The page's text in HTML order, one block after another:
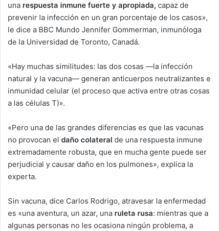
una respuesta inmune fuerte y apropiada, capaz de
prevenir la infección en un gran porcentaje de los casos»,
le dice a BBC Mundo Jennifer Gommerman, inmunóloga
de la Universidad de Toronto, Canadá.
«Hay muchas similitudes: las dos cosas —la infección
natural y la vacuna— generan anticuerpos neutralizantes e
inmunidad celular (el proceso que activa entre otras cosas
a las células T)».
«Pero una de las grandes diferencias es que las vacunas
no provocan el daño colateral de una respuesta inmune
extremadamente robusta, que en mucha gente puede ser
perjudicial y causar daño en los pulmones», explica la
experta.
Sin vacuna, dice Carlos Rodrigo, atravesar la enfermedad
es «una aventura, un azar, una ruleta rusa: mientras que a
algunas personas no les ocasiona ningún problema, a